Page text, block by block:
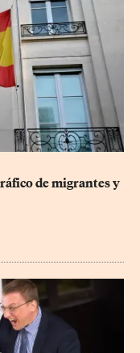
de migrantes y